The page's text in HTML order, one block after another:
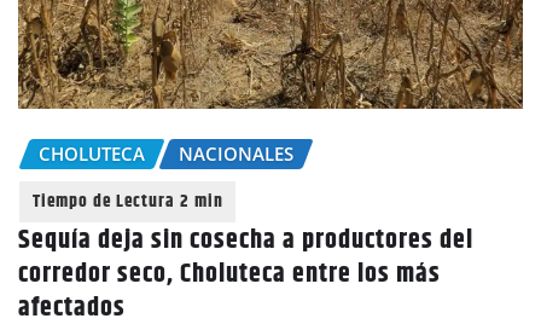
CHOLUTECA NACIONALES
Sequía deja sin cosecha a productores del
corredor seco, Choluteca entre los más
afectados